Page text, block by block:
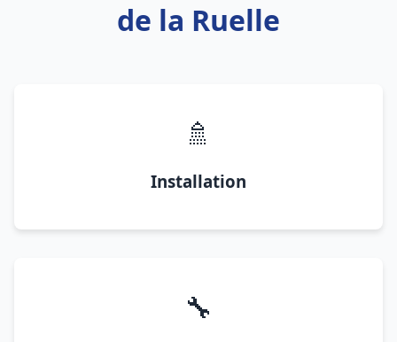
de la Ruelle
🚿
Installation
🔧